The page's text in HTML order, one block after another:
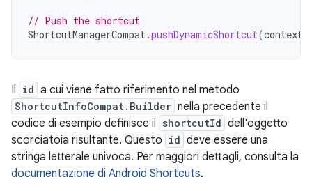
// Push the shortcut
ShortcutManagerCompat.pushDynamicShortcut(context
Il id a cui viene fatto riferimento nel metodo
ShortcutInfoCompat.Builder nella precedente il
codice di esempio definisce il shortcutId dell'oggetto
scorciatoia risultante. Questo id deve essere una
stringa letterale univoca. Per maggiori dettagli, consulta la
documentazione di Android Shortcuts.